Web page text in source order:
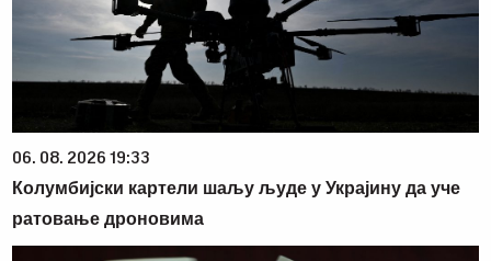
06. 08. 2026 19:33
Колумбијски картели шаљу људе у Украјину да уче
ратовање дроновима